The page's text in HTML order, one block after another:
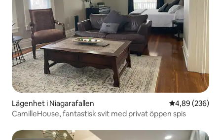
Lägenhet i Niagarafallen 4,89 av 5 i
4,89 (236)
CamilleHouse, fantastisk svit med privat öppen spis